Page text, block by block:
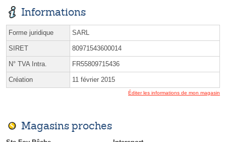
Informations
Forme juridique SARL
SIRET 80971543600014
N° TVA Intra. FR55809715436
Création 11 février 2015
Éditer les informations de mon magasin
Magasins proches